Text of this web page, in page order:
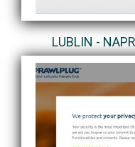
LUBLIN -